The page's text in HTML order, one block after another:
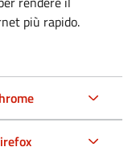
più rapido.